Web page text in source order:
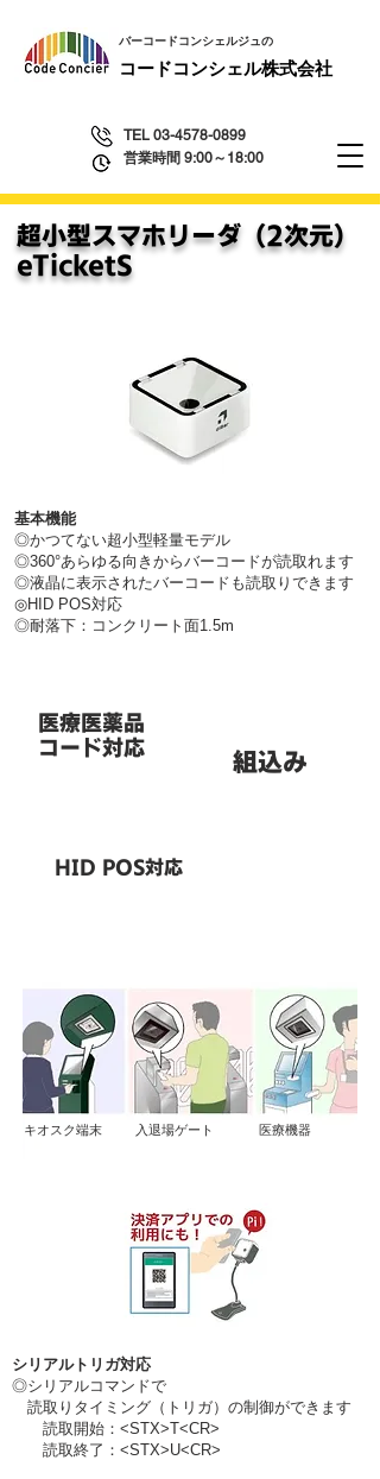
TEL 03-4578-0899
営業時間 9:00～18:00
​コードコンシェル株式会社
​バーコードコンシェルジュの
超小型スマホリーダ（2次元）
​eTicketS
シリアルトリガ対応
◎シリアルコマンドで
読取りタイミング（トリガ）の制御ができます
読取開始：<STX>T<CR>
読取終了：<STX>U<CR>
基本機能
◎かつてない超小型軽量モデル
◎360°あらゆる向きからバーコードが読取れます
◎液晶に表示されたバーコードも読取りできます
◎HID POS対応
◎耐落下：コンクリート面1.5m
組込み
HID POS対応
医療医薬品
コード対応
​入退場ゲート
​キオスク端末 ​医療機器